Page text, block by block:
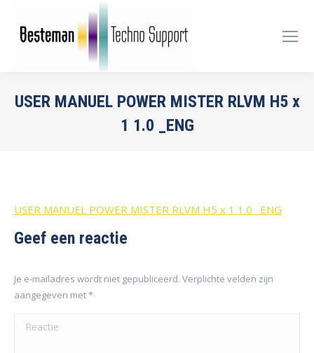
USER MANUEL POWER MISTER RLVM H5 x
1 1.0 _ENG
USER MANUEL POWER MISTER RLVM H5 x 1 1.0 _ENG
Geef een reactie
Je e-mailadres wordt niet gepubliceerd. Verplichte velden zijn
aangegeven met*
Reactie